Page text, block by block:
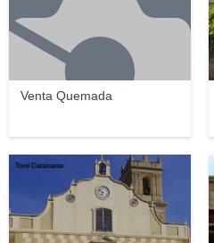
Venta Quemada
Toni Canizares